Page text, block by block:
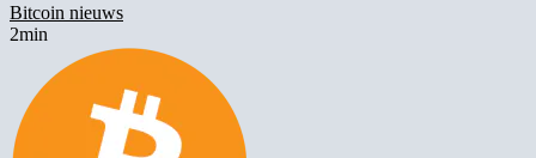
Bitcoin nieuws
2min